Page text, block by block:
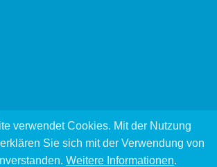
verwendet Cookies. Mit der Nutzung
Sie sich mit der Verwendung von
Weitere Informationen.